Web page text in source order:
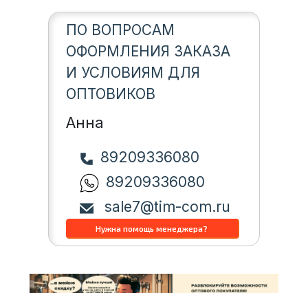
ПО ВОПРОСАМ
ОФОРМЛЕНИЯ ЗАКАЗА
И УСЛОВИЯМ ДЛЯ
ОПТОВИКОВ
Анна
89209336080
89209336080
sale7@tim-com.ru